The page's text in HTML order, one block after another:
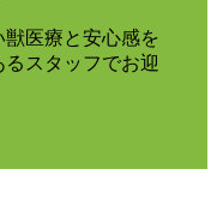
医療と安心感を
スタッフでお迎